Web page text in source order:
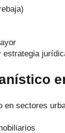
estrategia
sectores